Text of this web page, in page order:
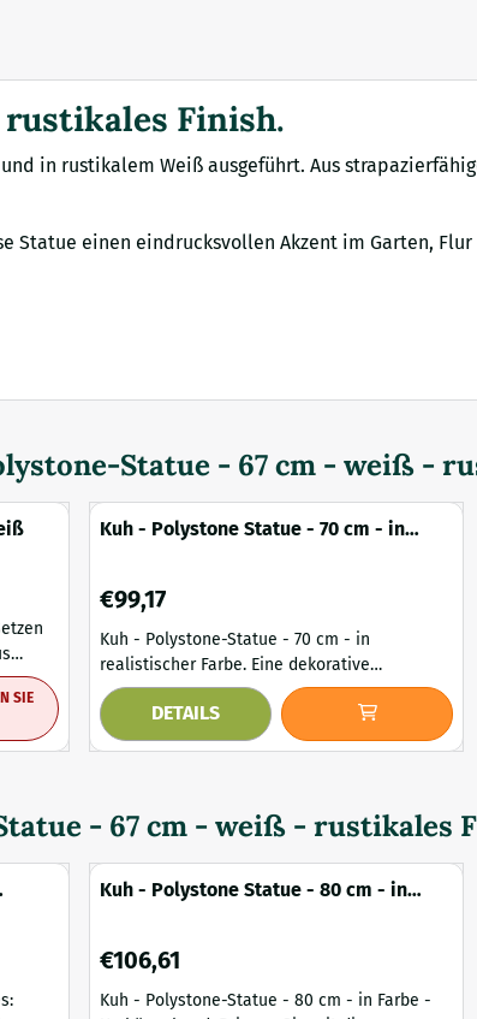
rustikales Finish.
in rustikalem Weiß ausgeführt. Aus
einen eindrucksvollen Akzent im Garten,
Statue - 67 cm - weiß -
und 64
SIE
Kuh - Polystone Statue - 70 cm - in
Preis: 99,17
€99,17
Kuh - Polystone-Statue - 70 cm - in
realistischer Farbe. Eine dekorative
Kuhstatue, in realistischen Farben und mit
Liebe zum Detail hergestellt. Hergestellt aus
langlebigem Polystone, das für ein
und Außenbereich. Diese Statue ist eine
auffällige Ergänzung für länd...
DETAILS
- 67 cm - weiß - rustikales
Kuh - Polystone Statue - 80 cm - in
Preis: 106,61
€106,61
Kuh - Polystone-Statue - 80 cm - in Farbe -